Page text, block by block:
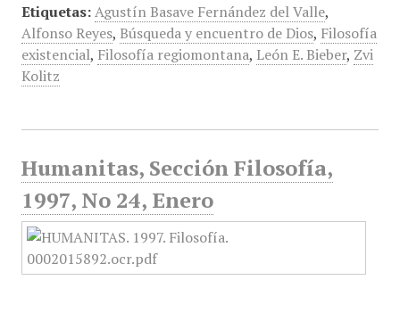
Etiquetas: Agustín Basave Fernández del Valle,
Alfonso Reyes, Búsqueda y encuentro de Dios, Filosofía
existencial, Filosofía regiomontana, León E. Bieber, Zvi
Kolitz
Humanitas, Sección Filosofía,
1997, No 24, Enero